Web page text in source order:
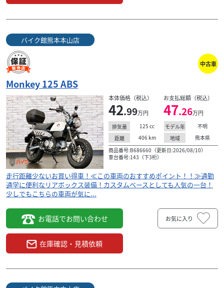
バイク館熊本本山店
中古車
Monkey 125 ABS
本体価格（税込）
42.99万円
お支払総額（税込）
47.26万円
排気量 125 cc モデル年
不明
距離
406 km 地域
熊本県
商品番号:B686660（更新日:2026/08/10）
車台番号:143（下3桁）
走行距離少ないお買い得車！≪この車両のおすすめポイント！！≫通勤
通学に便利なリアボックス装備！カスタムベースとしても人気の一台！
少しでもこちらの車両が気に...
お電話でお問い合わせ
在庫確認・見積依頼
お気に入り